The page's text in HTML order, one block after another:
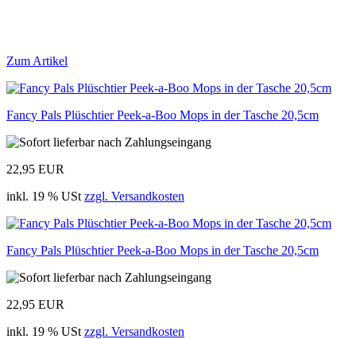
Zum Artikel
Fancy Pals Plüschtier Peek-a-Boo Mops in der Tasche 20,5cm
22,95 EUR
inkl. 19 % USt zzgl. Versandkosten
Fancy Pals Plüschtier Peek-a-Boo Mops in der Tasche 20,5cm
22,95 EUR
inkl. 19 % USt zzgl. Versandkosten